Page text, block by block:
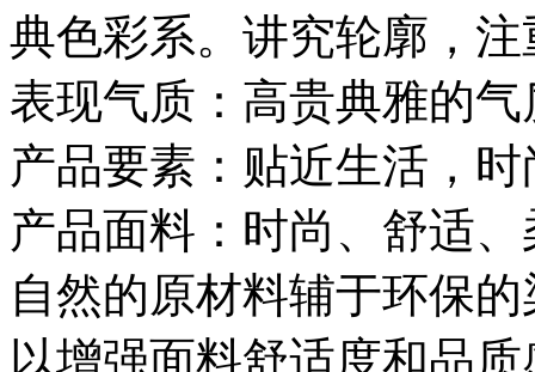
典色彩系。讲究轮廓，
表现气质：高贵典雅的气
产品要素：贴近生活，
产品面料：时尚、舒适
自然的原材料辅于环保
以增强面料舒适度和品